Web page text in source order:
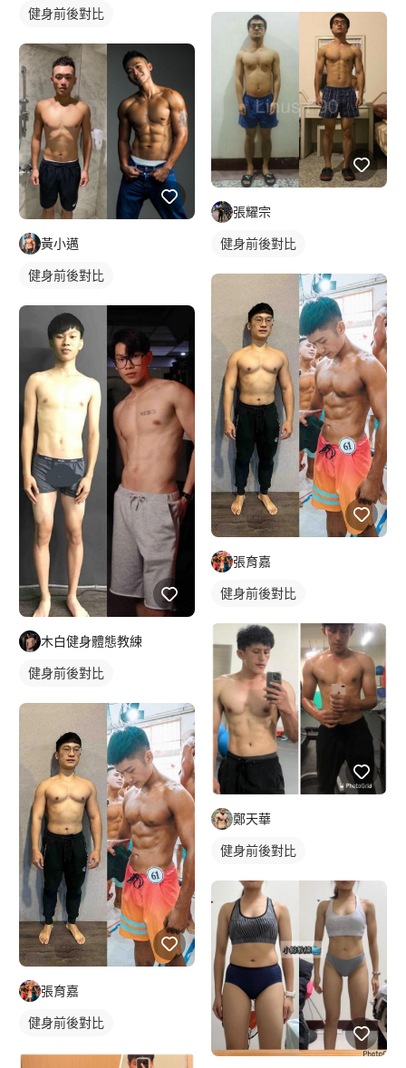
健身前後對比
黃小邁
健身前後對比
木白健身體態教練
健身前後對比
張育嘉
健身前後對比
張耀宗
健身前後對比
張育嘉
健身前後對比
鄭天華
健身前後對比